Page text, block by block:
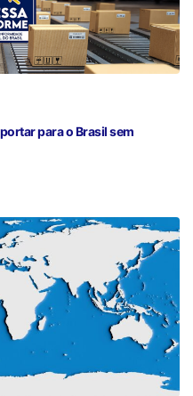
para o Brasil sem